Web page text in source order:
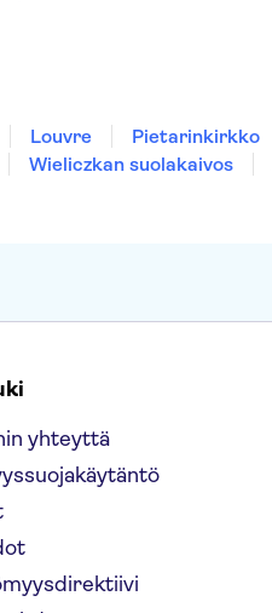
Louvre Pietarinkirkko
Wieliczkan suolakaivos
yhteyttä